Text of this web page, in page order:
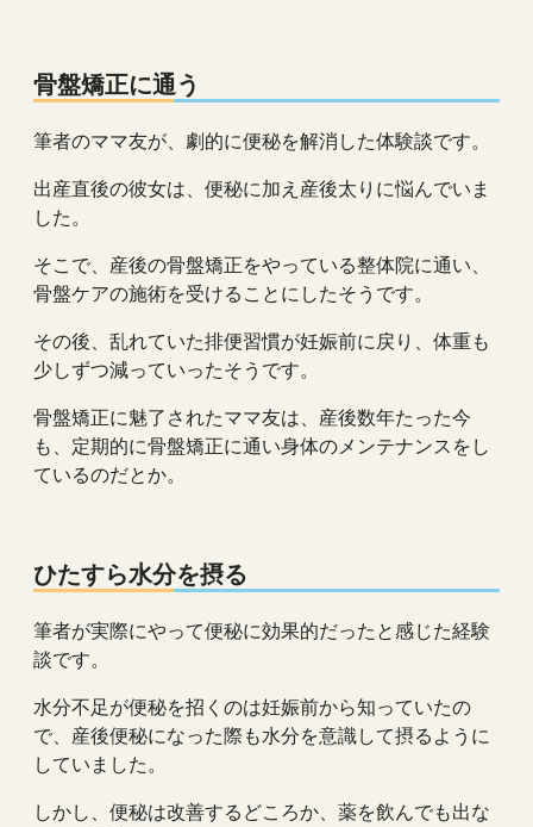
骨盤矯正に通う
筆者のママ友が、劇的に便秘を解消した体験談です。
出産直後の彼女は、便秘に加え産後太りに悩んでいま
した。
そこで、産後の骨盤矯正をやっている整体院に通い、
骨盤ケアの施術を受けることにしたそうです。
その後、乱れていた排便習慣が妊娠前に戻り、体重も
少しずつ減っていったそうです。
骨盤矯正に魅了されたママ友は、産後数年たった今
も、定期的に骨盤矯正に通い身体のメンテナンスをし
ているのだとか。
ひたすら水分を摂る
筆者が実際にやって便秘に効果的だったと感じた経験
談です。
水分不足が便秘を招くのは妊娠前から知っていたの
で、産後便秘になった際も水分を意識して摂るように
していました。
しかし、便秘は改善するどころか、薬を飲んでも出な